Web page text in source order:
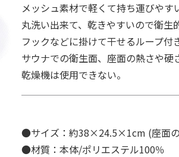
メッシュ素材で軽くて持ち運びやす
丸洗い出来て、乾きやすいので衛生
フックなどに掛けて干せるループ付き
サウナでの衛生面、座面の熱さや硬
乾燥機は使用できない。
●サイズ：約38×24.5×1cm (座面
●材質：本体/ポリエステル100％